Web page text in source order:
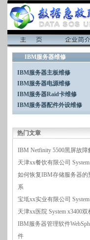
专业服务器数
器维修及维护
首页 企业简介
IBM服务器维修
IBM服务器主板维修
IBM服务器电源维修
IBM服务器Raid卡维修
IBM服务器配件外设维修
热门文章
IBM Netfinity 5500黑屏故障
天津xx餐饮有限公司
如何恢复IBM存储服务器的
系
宝坻xx实业有限公司
天津xx医院 System x3400双
IBM服务器管理软件
件